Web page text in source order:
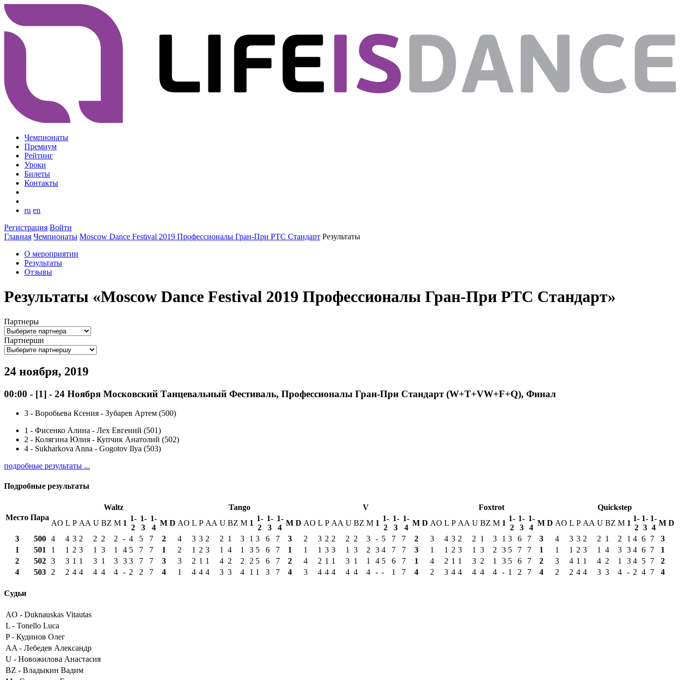
Чемпионаты
Премиум
Рейтинг
Уроки
Билеты
Контакты
ru en
Регистрация Войти
Главная Чемпионаты Moscow Dance Festival 2019 Профессионалы Гран-При РТС Стандарт Результаты
О мероприятии
Результаты
Отзывы
Результаты «Moscow Dance Festival 2019 Профессионалы Гран-При РТС Стандарт»
Партнеры
Партнерши
24 ноября, 2019
00:00 - [1] - 24 Ноября Московский Танцевальный Фестиваль, Профессионалы Гран-При Стандарт (W+T+VW+F+Q), Финал
3 - Воробьева Ксения - Зубарев Артем (500)
1 - Фисенко Алина - Лех Евгений (501)
2 - Колягина Юлия - Купчик Анатолий (502)
4 - Sukharkova Anna - Gogotov Ilya (503)
подробные результаты ...
Подробные результаты
Место Пара
Waltz Tango V Foxtrot
Quickstep
AO L P AA U BZ M 1
1-
2
1-
3
1-
4
М D AO L P AA U BZ M 1
1-
2
1-
3
1-
4
М D AO L P AA U BZ M 1
1-
2
1-
3
1-
4
М D AO L P AA U BZ M 1
1-
2
1-
3
1-
4
М D AO L P AA U BZ M 1
1-
2
1-
3
1-
4
М D
3
500 4 4 3 2 2 2 2 - 4 5 7 2 4 3 3 2 2 1 3 1 3 6 7 3 2 3 2 2 2 2 3 - 5 7 7 2 3 4 3 2 2 1 3 1 3 6 7 3 4 3 3 2 2 1 2 1 4 6 7
3
1
501 1 1 2 3 1 3 1 4 5 7 7 1 2 1 2 3 1 4 1 3 5 6 7 1 1 1 3 3 1 3 2 3 4 7 7 3 1 1 2 3 1 3 2 3 5 7 7 1 1 1 2 3 1 4 3 3 4 6 7
1
2
502 3 3 1 1 3 1 3 3 3 7 7 3 3 2 1 1 4 2 2 2 5 6 7 2 4 2 1 1 3 1 1 4 5 6 7 1 4 2 1 1 3 2 1 3 5 6 7 2 3 4 1 1 4 2 1 3 4 5 7
2
4
503 2 2 4 4 4 4 4 - 2 2 7 4 1 4 4 4 3 3 4 1 1 3 7 4 3 4 4 4 4 4 4 - - 1 7 4 2 3 4 4 4 4 4 - 1 2 7 4 2 2 4 4 3 3 4 - 2 4 7 4
Судьи
AO - Duknauskas Vitautas
L - Tonello Luca
P - Кудинов Олег
AA - Лебедев Александр
U - Новожилова Анастасия
BZ - Владыкин Вадим